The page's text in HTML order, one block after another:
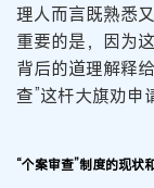
理人而言既熟悉
重要的是，因为
背后的道理解释
查”这杆大旗劝申
“个案审查”制度的现状